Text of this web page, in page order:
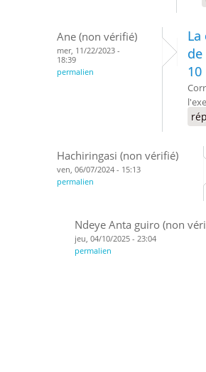
Ane (non vérifié)
mer, 11/22/2023 -
18:39
permalien
10
Hachiringasi (non vérifié)
ven, 06/07/2024 - 15:13
permalien
Ndeye Anta guiro (non
jeu, 04/10/2025 - 23:04
permalien